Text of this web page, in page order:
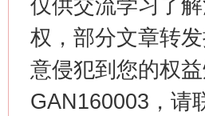
仅供交流学习了
权，部分文章转
意侵犯到您的权
GAN160003，请